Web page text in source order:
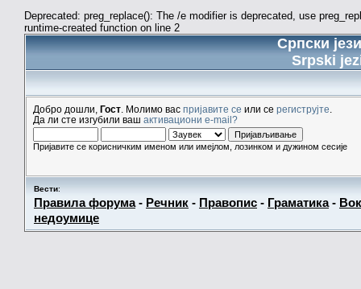
Deprecated: preg_replace(): The /e modifier is deprecated, use
runtime-created function on line 2
Српски
Srpski
Добро дошли, Гост . Молимо вас пријавите се или се региструјте
Да ли сте изгубили ваш активациони e-mail?
Пријавите се корисничким именом или имејлом, лозинком и дужином сесије
Вести:
Правила форума- Речник - Правопис - Граматика-
недоумице